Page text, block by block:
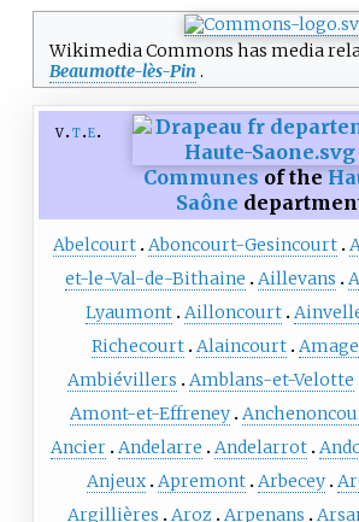
Wikimedia Commons has media
Beaumotte-lès-Pin .
v t e
Communesof the
Saône
Abelcourt Aboncourt-Gesincourt
et-le-Val-de-Bithaine
Aillevans
Lyaumont Ailloncourt
Richecourt Alaincourt Amage
Ambiévillers
Amblans-et-Velotte
Amont-et-Effreney
Ancier Andelarre Andelarrot
Anjeux Apremont Arbecey
Argillières
Aroz Arpenans